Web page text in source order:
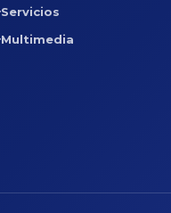
Servicios
Multimedia